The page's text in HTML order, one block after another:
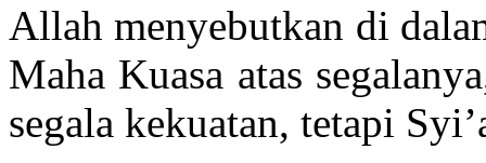
Allah menyebutkan di
Maha Kuasa atas
segala kekuatan, tetapi